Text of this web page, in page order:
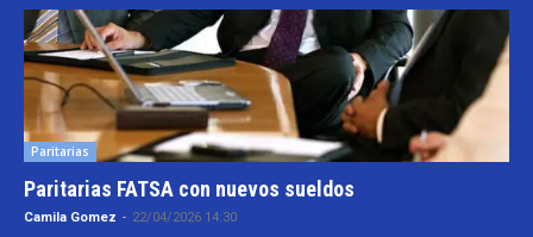
Paritarias
Paritarias FATSA con nuevos sueldos
Camila Gomez - 22/04/2026 14:30